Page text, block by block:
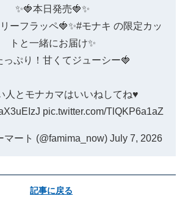
✨🍓本日発売🍓✨
ーフラッペ🍓✨#モナキ の限定カッ
トと一緒にお届け✨
っぷり！甘くてジューシー🍓
人とモナカマはいいねしてね♥️
pic.twitter.com/TlQKP6a1aZ
ート (@famima_now) July 7, 2026
記事に戻る